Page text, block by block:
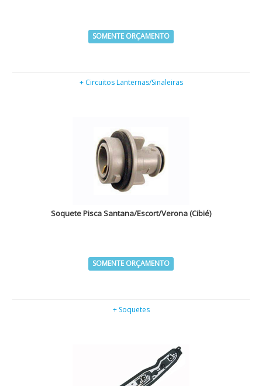
SOMENTE ORÇAMENTO
+ Circuitos Lanternas/Sinaleiras
Soquete Pisca Santana/Escort/Verona (Cibié)
SOMENTE ORÇAMENTO
+ Soquetes